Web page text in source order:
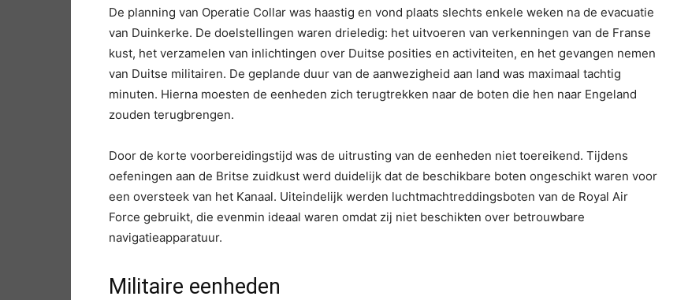
De planning van Operatie Collar was haastig en vond plaats slechts enkele weken na de evacuatie
van Duinkerke. De doelstellingen waren drieledig: het uitvoeren van verkenningen van de Franse
kust, het verzamelen van inlichtingen over Duitse posities en activiteiten, en het gevangen nemen
van Duitse militairen. De geplande duur van de aanwezigheid aan land was maximaal tachtig
minuten. Hierna moesten de eenheden zich terugtrekken naar de boten die hen naar Engeland
zouden terugbrengen.
Door de korte voorbereidingstijd was de uitrusting van de eenheden niet toereikend. Tijdens
oefeningen aan de Britse zuidkust werd duidelijk dat de beschikbare boten ongeschikt waren voor
een oversteek van het Kanaal. Uiteindelijk werden luchtmachtreddingsboten van de Royal Air
Force gebruikt, die evenmin ideaal waren omdat zij niet beschikten over betrouwbare
navigatieapparatuur.
Militaire eenheden